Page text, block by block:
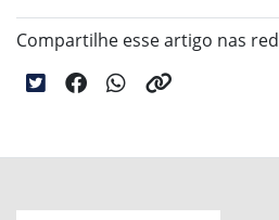
Compartilhe esse artigo nas